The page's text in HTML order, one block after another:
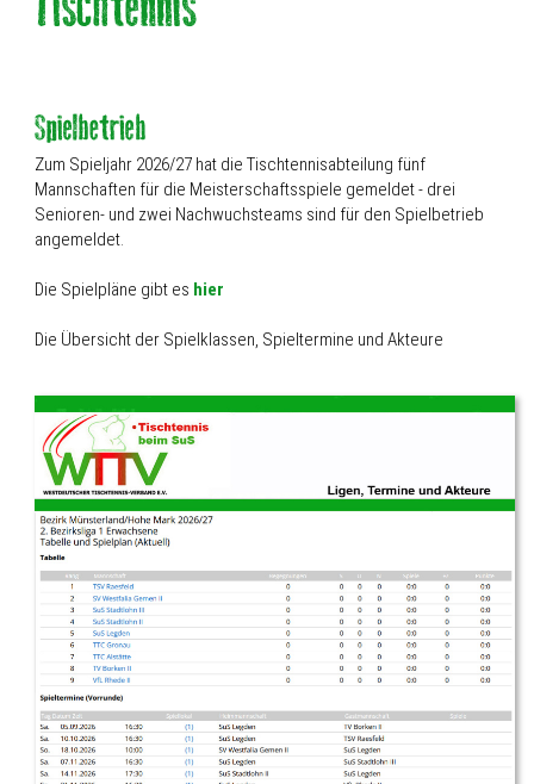
Zum Spieljahr 2026/27 hat die Tischtennisabteilung fünf
Mannschaften für die Meisterschaftsspiele gemeldet - drei
Senioren- und zwei Nachwuchsteams sind für den Spielbetrieb
angemeldet.
Die Spielpläne gibt es hier
Die Übersicht der Spielklassen, Spieltermine und Akteure